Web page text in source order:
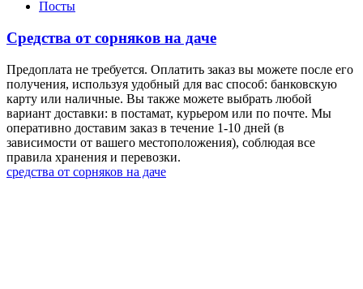
Посты
Средства от сорняков на даче
Предоплата не требуется. Оплатить заказ вы можете после его
получения, используя удобный для вас способ: банковскую
карту или наличные. Вы также можете выбрать любой
вариант доставки: в постамат, курьером или по почте. Мы
оперативно доставим заказ в течение 1-10 дней (в
зависимости от вашего местоположения), соблюдая все
правила хранения и перевозки.
средства от сорняков на даче